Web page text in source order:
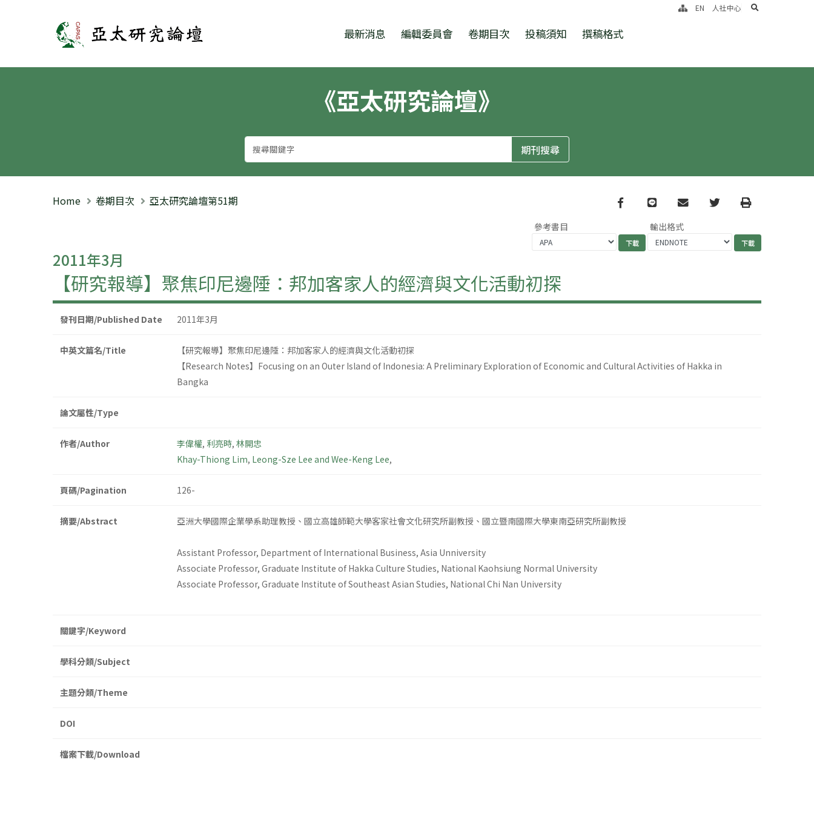
亞太研究論壇 最新消息 編輯委員會 卷期目次 投稿須知 撰稿格式
EN 人社中心 search
《亞太研究論壇》
Home 卷期目次 亞太研究論壇第51期 Facebook
line email TwitterPrint
參考書目 輸出格式
2011年3月
【研究報導】聚焦印尼邊陲：邦加客家人的經濟與文化活動初探
發刊日期/Published Date 2011年3月
中英文篇名/Title
【研究報導】聚焦印尼邊陲：邦加客家人的經濟與文化活動初探
【Research Notes】Focusing on an Outer Island of Indonesia: A Preliminary Exploration of Economic and Cultural Activities of Hakka in
Bangka
論文屬性/Type
作者/Author 李偉權, 利亮時, 林開忠
Khay-Thiong Lim, Leong-Sze Lee and Wee-Keng Lee,
頁碼/Pagination 126-
摘要/Abstract 亞洲大學國際企業學系助理教授、國立高雄師範大學客家社會文化研究所副教授、國立暨南國際大學東南亞研究所副教授
Assistant Professor, Department of International Business, Asia Unniversity
Associate Professor, Graduate Institute of Hakka Culture Studies, National Kaohsiung Normal University
Associate Professor, Graduate Institute of Southeast Asian Studies, National Chi Nan University
關鍵字/Keyword
學科分類/Subject
主題分類/Theme
DOI
檔案下載/Download